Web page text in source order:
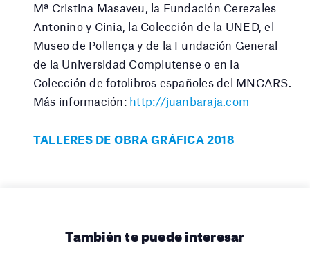
Mª Cristina Masaveu, la Fundación Cerezales
Antonino y Cinia, la Colección de la UNED, el
Museo de Pollença y de la Fundación General
de la Universidad Complutense o en la
Colección de fotolibros españoles del MNCARS.
Más información: http://juanbaraja.com
TALLERES DE OBRA GRÁFICA 2018
También te puede interesar